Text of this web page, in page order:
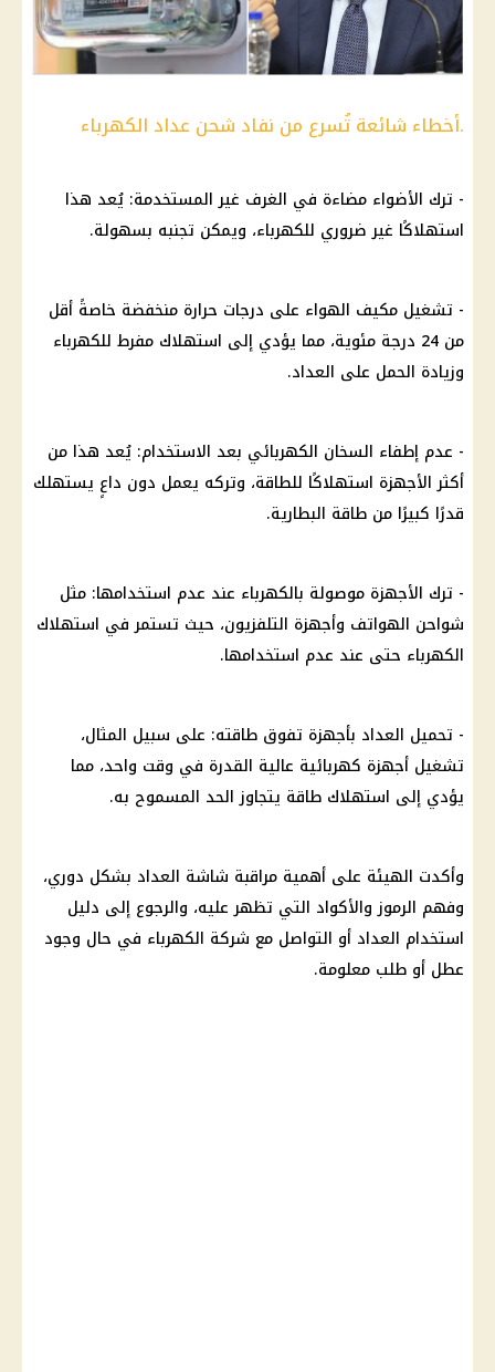
.أخطاء شائعة تُسرع من نفاد شحن عداد الكهرباء
- ترك الأضواء مضاءة في الغرف غير المستخدمة: يُعد هذا
استهلاكًا غير ضروري للكهرباء، ويمكن تجنبه بسهولة.
- تشغيل مكيف الهواء على درجات حرارة منخفضة خاصةً أقل
من 24 درجة مئوية، مما يؤدي إلى استهلاك مفرط للكهرباء
وزيادة الحمل على العداد.
- عدم إطفاء السخان الكهربائي بعد الاستخدام: يُعد هذا من
أكثر الأجهزة استهلاكًا للطاقة، وتركه يعمل دون داعٍ يستهلك
قدرًا كبيرًا من طاقة البطارية.
- ترك الأجهزة موصولة بالكهرباء عند عدم استخدامها: مثل
شواحن الهواتف وأجهزة التلفزيون، حيث تستمر في استهلاك
الكهرباء حتى عند عدم استخدامها.
- تحميل العداد بأجهزة تفوق طاقته: على سبيل المثال،
تشغيل أجهزة كهربائية عالية القدرة في وقت واحد، مما
يؤدي إلى استهلاك طاقة يتجاوز الحد المسموح به.
وأكدت الهيئة على أهمية مراقبة شاشة العداد بشكل دوري،
وفهم الرموز والأكواد التي تظهر عليه، والرجوع إلى دليل
استخدام العداد أو التواصل مع شركة الكهرباء في حال وجود
عطل أو طلب معلومة.